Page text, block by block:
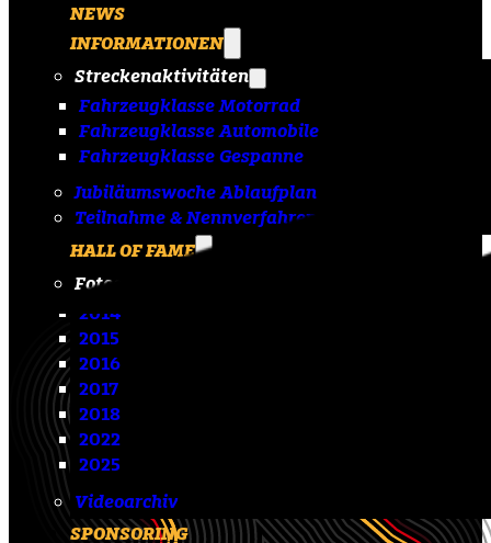
NEWS
INFORMATIONEN
Streckenaktivitäten
Fahrzeugklasse Motorrad
Fahrzeugklasse Automobile
Fahrzeugklasse Gespanne
Jubiläumswoche Ablaufplan
Teilnahme & Nennverfahren
HALL OF FAME
Fotoarchiv
2014
2015
2016
2017
2018
2022
2025
Videoarchiv
SPONSORING